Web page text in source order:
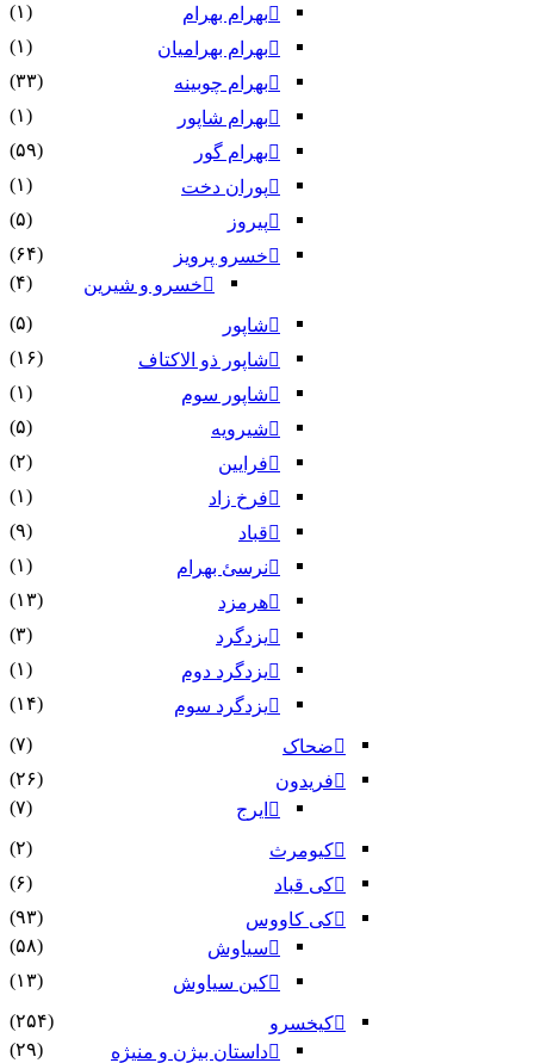
بهرام بهرام
(۱)
بهرام بهرامیان‏
(۱)
بهرام چوبینه
(۳۳)
بهرام شاپور
(۱)
بهرام گور
(۵۹)
پوران دخت
(۱)
پیروز
(۵)
خسرو پرویز
(۶۴)
خسرو و شیرین
(۴)
شاپور
(۵)
شاپور ذو الاکتاف
(۱۶)
شاپور سوم‏
(۱)
شیرویه
(۵)
فرایین
(۲)
فرخ زاد
(۱)
قباد
(۹)
نرسئ بهرام‏
(۱)
هرمزد
(۱۳)
یزدگرد
(۳)
یزدگرد دوم
(۱)
یزدگرد سوم
(۱۴)
ضحاک
(۷)
فریدون
(۲۶)
ایرج
(۷)
کیومرث
(۲)
کی قباد
(۶)
کی کاووس
(۹۳)
سیاوش
(۵۸)
کین سیاوش
(۱۳)
کیخسرو
(۲۵۴)
داستان بیژن و منیژه
(۲۹)